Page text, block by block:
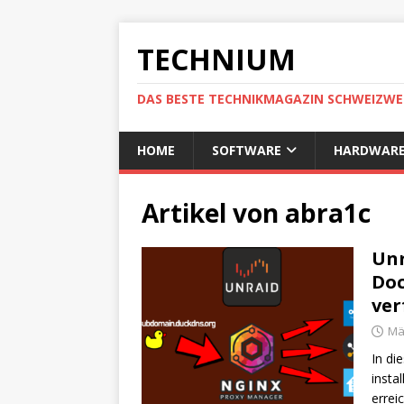
TECHNIUM
DAS BESTE TECHNIKMAGAZIN
HOME SOFTWARE
Artikel von abra1c
In